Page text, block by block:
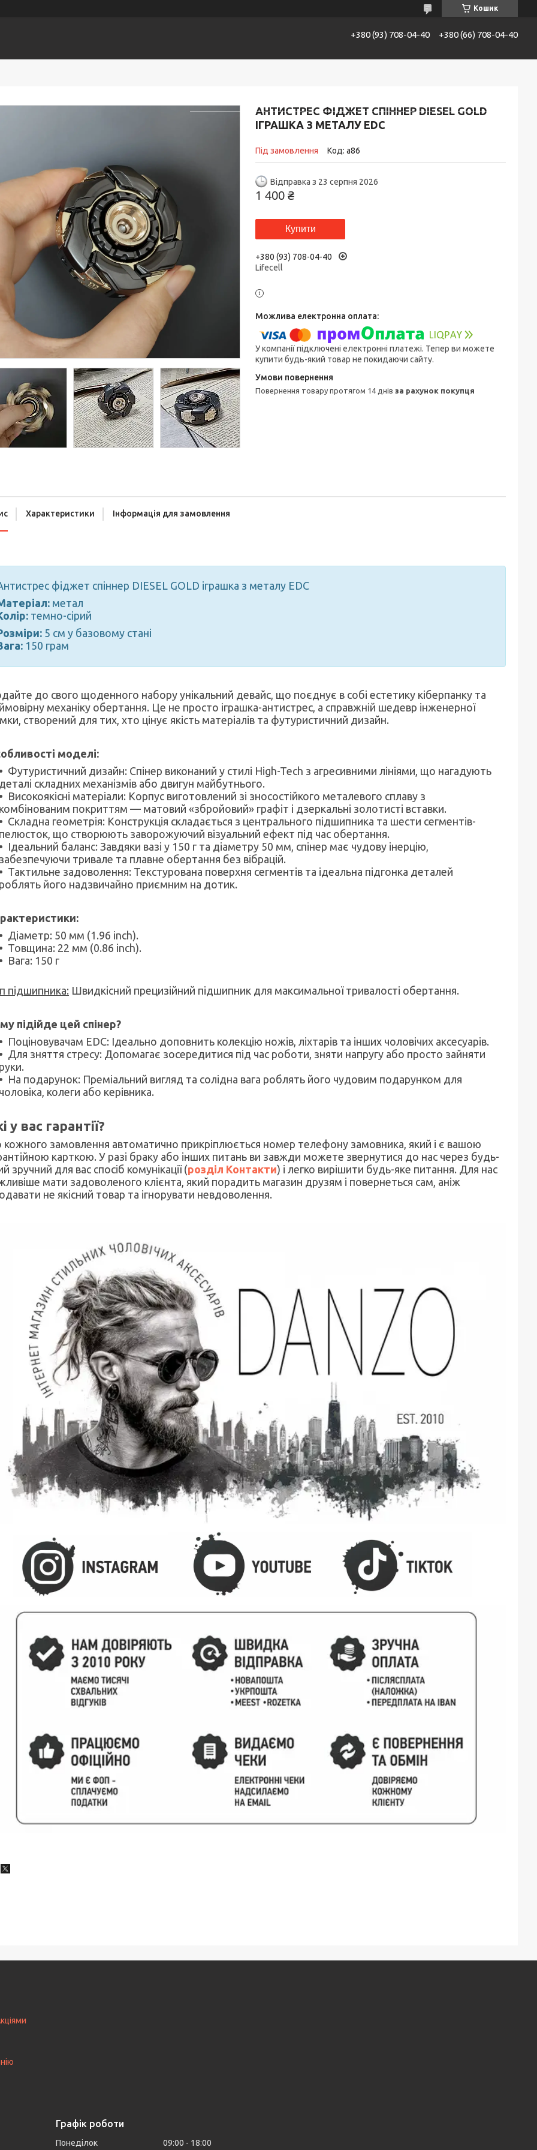
Кошик
+380 (93) 708-04-40 +380 (66) 708-04-40
АНТИСТРЕС ФІДЖЕТ СПІННЕР DIESEL GOLD
ІГРАШКА З МЕТАЛУ EDC
Під замовлення Код: a86
Відправка з 23 серпня 2026
1 400 ₴
Купити
+380 (93) 708-04-40
Lifecell
У компанії підключені електронні платежі. Тепер ви можете
купити будь-який товар не покидаючи сайту.
повернення товару протягом 14 днів за рахунок покупця
Характеристики Інформація для замовлення
фіджет спіннер DIESEL GOLD іграшка з металу EDC
метал
темно-сірий
5 см у базовому стані
150 грам
до свого щоденного набору унікальний девайс, що поєднує в собі естетику кіберпанку та
механіку обертання. Це не просто іграшка-антистрес, а справжній шедевр інженерної
створений для тих, хто цінує якість матеріалів та футуристичний дизайн.
моделі:
Футуристичний дизайн: Спінер виконаний у стилі High-Tech з агресивними лініями, що нагадують
деталі складних механізмів або двигун майбутнього.
Високоякісні матеріали: Корпус виготовлений зі зносостійкого металевого сплаву з
комбінованим покриттям — матовий «збройовий» графіт і дзеркальні золотисті вставки.
Складна геометрія: Конструкція складається з центрального підшипника та шести сегментів-
пелюсток, що створюють заворожуючий візуальний ефект під час обертання.
Ідеальний баланс: Завдяки вазі у 150 г та діаметру 50 мм, спінер має чудову інерцію,
забезпечуючи тривале та плавне обертання без вібрацій.
Тактильне задоволення: Текстурована поверхня сегментів та ідеальна підгонка деталей
роблять його надзвичайно приємним на дотик.
Діаметр: 50 мм (1.96 inch).
Товщина: 22 мм (0.86 inch).
Вага: 150 г
підшипника: Швидкісний прецизійний підшипник для максимальної тривалості обертання.
підійде цей спінер?
Поціновувачам EDC: Ідеально доповнить колекцію ножів, ліхтарів та інших чоловічих аксесуарів.
Для зняття стресу: Допомагає зосередитися під час роботи, зняти напругу або просто зайняти
руки.
На подарунок: Преміальний вигляд та солідна вага роблять його чудовим подарунком для
чоловіка, колеги або керівника.
у вас гарантії?
кожного замовлення автоматично прикріплюється номер телефону замовника, який і є вашою
карткою. У разі браку або інших питань ви завжди можете звернутися до нас через будь-
зручний для вас спосіб комунікації (розділ Контакти) і легко вирішити будь-яке питання. Для нас
мати задоволеного клієнта, який порадить магазин друзям і повернеться сам, аніж
не якісний товар та ігнорувати невдоволення.
Графік роботи
Понеділок 09:00 18:00